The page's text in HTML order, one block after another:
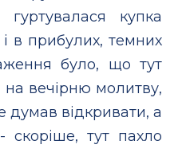
купка
в прибулих, темних
було, що тут
на вечірню молитву,
думав відкривати, а
тут пахло